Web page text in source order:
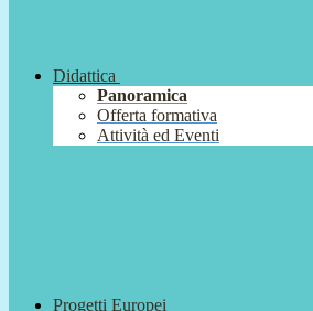
Didattica
Panoramica
Offerta formativa
Attività ed Eventi
Progetti Europei